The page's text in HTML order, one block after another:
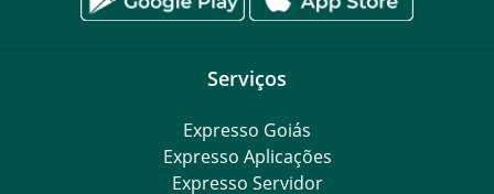
Serviços
Expresso Goiás
Expresso Aplicações
Expresso Servidor